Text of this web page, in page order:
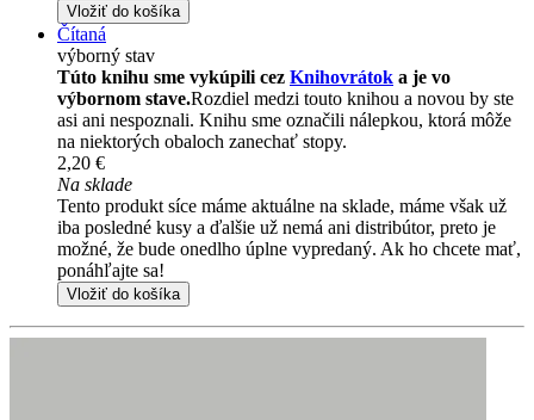
Vložiť do košíka
Čítaná
výborný stav
Túto knihu sme vykúpili cez Knihovrátok a je vo
výbornom stave.Rozdiel medzi touto knihou a novou by ste
asi ani nespoznali. Knihu sme označili nálepkou, ktorá môže
na niektorých obaloch zanechať stopy.
2,20 €
Na sklade
Tento produkt síce máme aktuálne na sklade, máme však už
iba posledné kusy a ďalšie už nemá ani distribútor, preto je
možné, že bude onedlho úplne vypredaný. Ak ho chcete mať,
ponáhľajte sa!
Vložiť do košíka